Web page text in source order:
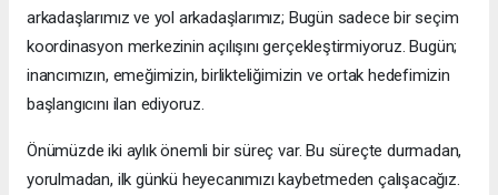
arkadaşlarımız ve yol arkadaşlarımız; Bugün sadece bir seçim
koordinasyon merkezinin açılışını gerçekleştirmiyoruz. Bugün;
inancımızın, emeğimizin, birlikteliğimizin ve ortak hedefimizin
başlangıcını ilan ediyoruz.
Önümüzde iki aylık önemli bir süreç var. Bu süreçte durmadan,
yorulmadan, ilk günkü heyecanımızı kaybetmeden çalışacağız.